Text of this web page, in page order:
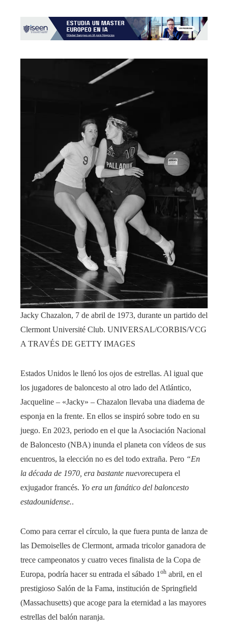
Jacky Chazalon, 7 de abril de 1973, durante un partido del
Clermont Université Club. UNIVERSAL/CORBIS/VCG
A TRAVÉS DE GETTY IMAGES
Estados Unidos le llenó los ojos de estrellas. Al igual que
los jugadores de baloncesto al otro lado del Atlántico,
Jacqueline – «Jacky» – Chazalon llevaba una diadema de
esponja en la frente. En ellos se inspiró sobre todo en su
juego. En 2023, periodo en el que la Asociación Nacional
de Baloncesto (NBA) inunda el planeta con vídeos de sus
encuentros, la elección no es del todo extraña. Pero “En
la década de 1970, era bastante nuevorecupera el
exjugador francés. Yo era un fanático del baloncesto
estadounidense..
Como para cerrar el círculo, la que fuera punta de lanza de
las Demoiselles de Clermont, armada tricolor ganadora de
trece campeonatos y cuatro veces finalista de la Copa de
Europa, podría hacer su entrada el sábado 1 oh abril, en el
prestigioso Salón de la Fama, institución de Springfield
(Massachusetts) que acoge para la eternidad a las mayores
estrellas del balón naranja.